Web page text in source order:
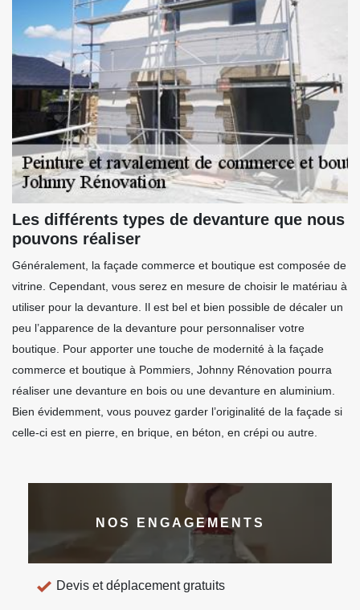
Les différents types de devanture que nous
pouvons réaliser
Généralement, la façade commerce et boutique est composée de
vitrine. Cependant, vous serez en mesure de choisir le matériau à
utiliser pour la devanture. Il est bel et bien possible de décaler un
peu l’apparence de la devanture pour personnaliser votre
boutique. Pour apporter une touche de modernité à la façade
commerce et boutique à Pommiers, Johnny Rénovation pourra
réaliser une devanture en bois ou une devanture en aluminium.
Bien évidemment, vous pouvez garder l’originalité de la façade si
celle-ci est en pierre, en brique, en béton, en crépi ou autre.
NOS ENGAGEMENTS
Devis et déplacement gratuits